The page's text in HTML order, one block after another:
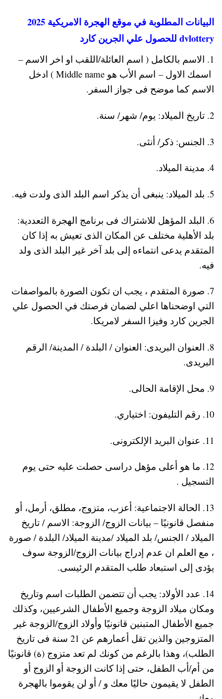
البيانات المطلوبة في موقع الهجرة الامريكية 2025
dvlottery للحصول علي الجرين كارد
1. الاسم بالكامل ( اسم العائلة/اللقب او اخر الاسم –
اسمك الاول – اسم الأب هو Middle name ) ادخل
الاسم كما موضح فى جواز السفر.
2. تاريخ الميلاد: يوم/ شهر/ سنة.
3. الجنس: ذكر/ أنثى.
4. مدينة الميلاد.
5. بلد الميلاد: ينبغى أن يذكر اسم البلد الذى ولدت فيه.
6. البلد المؤهل للاشتراك فى برنامج الهجرة التعددية:
بلد الأهلية مختلف عن المكان الذى تعيش به إذا كان
المتقدم يدعى انتماءه إلى بلد آخر غير البلد الذى ولد
فيه.
7. صورة المتقدم ، يجب ان تكون الصورة بالمواصفات
التي اوضحناها اعلي لضمان فرصتك في الحصول علي
الجرين كارد وفيزا السفر لامريكا.
8. العنوان البريدى: العنوان / البلدة / المدينة/ الرقم
البريدى.
9. محل الإقامة الحالى.
10. رقم التليفون: اختياري.
11. عنوان البريد الإلكترونى.
12. ما هو أعلى مؤهل دراسى حصلت عليه حتى يوم
التسجيل .
13. الحالة الاجتماعية: أعزب، متزوج، مطلق، أرمل، أو
منفصل قانونيًا – بيانات الزوج/ الزوجة: الاسم / تاريخ
الميلاد / الجنس/ بلد الميلاد /مدينة الميلاد/ البلدة / صورة
، مع العلم ان عدم إدراج بيانات الزوج/الزوجة سوف
يؤدى إلى استبعاد طلب المتقدم الرئيسى.
14. عدد الأولاد: يجب أن تتضمن الطلبات اسم وتاريخ
ومكان ميلاد الزوجة وجميع الأطفال الشرعيين، وكذلك
جميع الأطفال المتبنين قانونيًا وأولاد الزوج/الزوجة غير
المتزوجين والذين تقل أعمارهم عن 21 سنة فى تاريخ
الطلب)، وهذا بالرغم من كونك لم تعد متزوج (ة) قانونيًا
من أم/أب الطفل، حتى إذا كانت الزوجة أو الزوج أو
الطفل لا يقيمون حاليًا معك و / أو لن يقوموا بالهجرة